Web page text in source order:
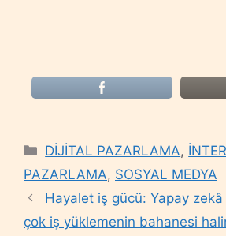
Categories
DİJİTAL PAZARLAMA,
PAZARLAMA, SOSYAL MEDYA
Hayalet iş gücü: Yapay
çok iş yüklemenin bahanesi